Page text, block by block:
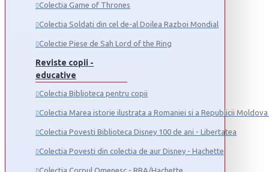
Colectia Game of Thrones
Colectia Soldati din cel de-al Doilea Razboi Mondial
Colectie Piese de Sah Lord of the Ring
Reviste copii -
educative
Colectia Biblioteca pentru copii
Colectia Marea istorie ilustrata a Romaniei si a Republicii
Colectia Povesti Biblioteca Disney 100 de ani - Libertatea
Colectia Povesti din colectia de aur Disney - Hachette
Colectia Corpul Omenesc - RBA/Hachette